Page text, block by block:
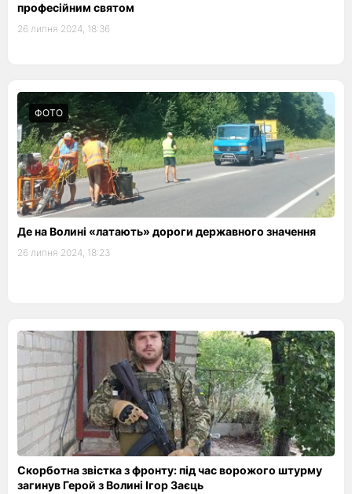
професійним святом
26 липня 2024, 18:36
ФОТО
Де на Волині «латають» дороги державного значення
26 липня 2024, 18:23
Скорботна звістка з фронту: під час ворожого штурму
загинув Герой з Волині Ігор Заєць